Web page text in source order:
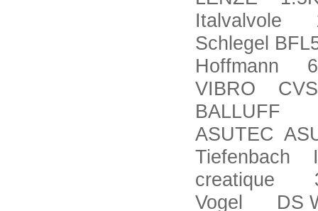
Italvalvole
Schlegel
Hoffmann
VIBRO CVS
BALLUFF
ASUTEC
Tiefenbach
creatique
Vogel DS